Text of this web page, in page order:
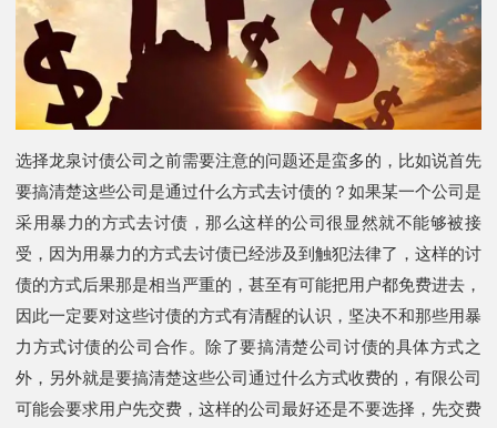
选择龙泉讨债公司之前需要注意的问题还是蛮多的，比如说首先
要搞清楚这些公司是通过什么方式去讨债的？如果某一个公司是
采用暴力的方式去讨债，那么这样的公司很显然就不能够被接
受，因为用暴力的方式去讨债已经涉及到触犯法律了，这样的讨
债的方式后果那是相当严重的，甚至有可能把用户都免费进去，
因此一定要对这些讨债的方式有清醒的认识，坚决不和那些用暴
力方式讨债的公司合作。除了要搞清楚公司讨债的具体方式之
外，另外就是要搞清楚这些公司通过什么方式收费的，有限公司
可能会要求用户先交费，这样的公司最好还是不要选择，先交费